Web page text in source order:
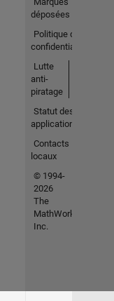
déposées
Politique de
confidentialité
Lutte
anti-
piratage
Statut des
applications
Contacts
locaux
© 1994-
2026
The
MathWorks,
Inc.